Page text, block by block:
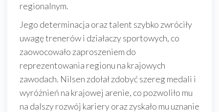
regionalnym.
Jego determinacja oraz talent szybko zwróciły
uwagę trenerów i działaczy sportowych, co
zaowocowało zaproszeniem do
reprezentowania regionu na krajowych
zawodach. Nilsen zdołał zdobyć szereg medali i
wyróżnień na krajowej arenie, co pozwoliło mu
na dalszy rozwój kariery oraz zyskało mu uznanie